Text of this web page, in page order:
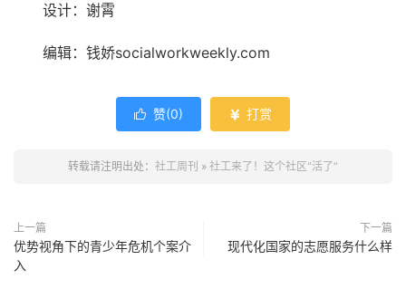
设计：谢霄
编辑：钱娇socialworkweekly.com
 赞(0)  打赏
转载请注明出处： 社工周刊 » 社工来了！这个社区“活了”
上一篇
优势视角下的青少年危机个案介
入
下一篇
现代化国家的志愿服务什么样